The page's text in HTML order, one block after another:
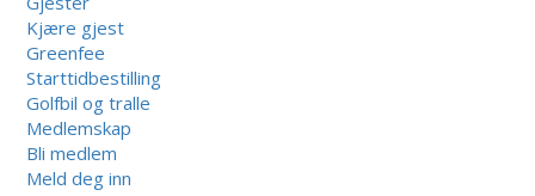
Kjære gjest
Greenfee
Starttidbestilling
Golfbil og tralle
Medlemskap
Bli medlem
Meld deg inn